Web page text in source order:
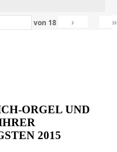
von 18 › »
ORGEL UND
2015